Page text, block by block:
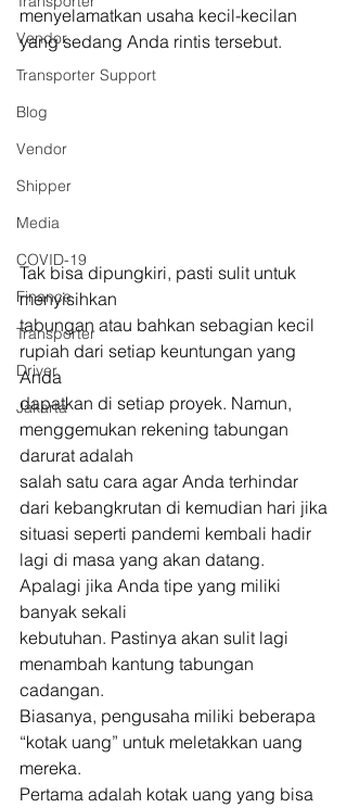
Vendor
Transporter Support
Blog
Vendor
Shipper
Media
COVID-19
Finance
Transporter
Driver
Jakarta
menyelamatkan usaha kecil-kecilan
yang sedang Anda rintis tersebut.
Tak bisa dipungkiri, pasti sulit untuk
menyisihkan
tabungan atau bahkan sebagian kecil
rupiah dari setiap keuntungan yang
Anda
dapatkan di setiap proyek. Namun,
menggemukan rekening tabungan
darurat adalah
salah satu cara agar Anda terhindar
dari kebangkrutan di kemudian hari jika
situasi seperti pandemi kembali hadir
lagi di masa yang akan datang.
Apalagi jika Anda tipe yang miliki
banyak sekali
kebutuhan. Pastinya akan sulit lagi
menambah kantung tabungan
cadangan.
Biasanya, pengusaha miliki beberapa
“kotak uang” untuk meletakkan uang
mereka.
Pertama adalah kotak uang yang bisa